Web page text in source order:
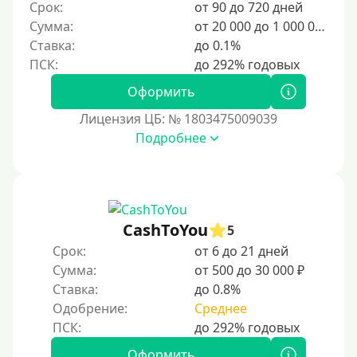
500 руб
1000 руб
1500 руб
2000 руб
7000 руб
8000 руб
9000 руб
10000 руб
Срок:
от 90 до 720 дней
Сумма:
от 20 000 до 1 000 000 ₽
Ставка:
до 0.1%
Оформить
Лицензия ЦБ: № 1803475009039
Подробнее
CashToYou
5
Срок:
от 6 до 21 дней
Сумма:
от 500 до 30 000 ₽
Ставка:
до 0.8%
Одобрение:
Среднее